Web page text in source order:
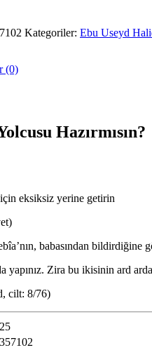
Kategoriler: Ebu Useyd
(0)
Hazırmısın?
eksiksiz yerine getirin
babasından bildirdiğine
Zira bu ikisinin ard
cilt: 8/76)